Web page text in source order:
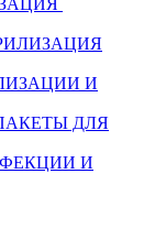
И
ДЛЯ
И